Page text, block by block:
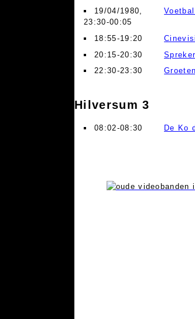
19/04/1980,
23:30-00:05
18:55-19:20
20:15-20:30
22:30-23:30
Hilversum 3
08:02-08:30 De Ko